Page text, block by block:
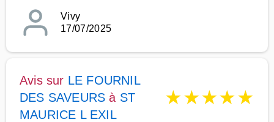
Vivy
17/07/2025
Avis sur LE FOURNIL
DES SAVEURS à ST
MAURICE L EXIL
★★★★★